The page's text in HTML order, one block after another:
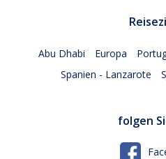
Abu Dhabi Europa
Spanien - Lanzarote
folgen